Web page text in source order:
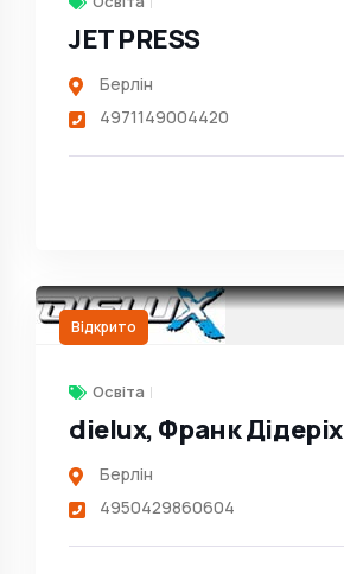
JET PRESS
Берлін
4971149004420
Відкрито
Освіта
dielux, Франк Дідеріх
Берлін
4950429860604